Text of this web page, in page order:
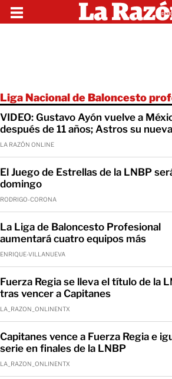
Liga Nacional de Baloncesto
VIDEO: Gustavo Ayón vuelve a
después de 11 años; Astros su
LA RAZÓN ONLINE
El Juego de Estrellas de la LNBP
domingo
RODRIGO-CORONA
La Liga de Baloncesto Profesional
aumentará cuatro equipos más
ENRIQUE-VILLANUEVA
Fuerza Regia se lleva el título de la
tras vencer a Capitanes
LA_RAZON_ONLINENTX
Capitanes vence a Fuerza Regia e
serie en finales de la LNBP
LA_RAZON_ONLINENTX